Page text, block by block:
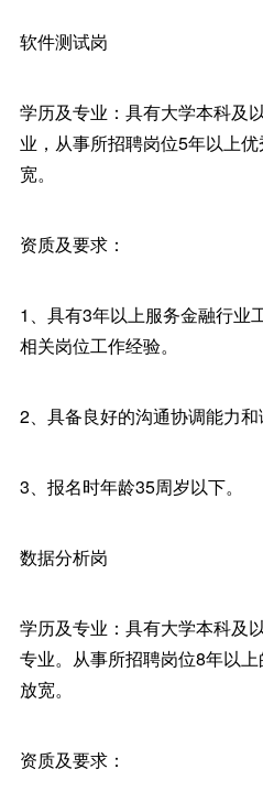
软件测试岗
学历及专业：具有大学本科及
业，从事所招聘岗位5年以上
宽。
资质及要求：
1、具有3年以上服务金融行业
相关岗位工作经验。
2、具备良好的沟通协调能力和
3、报名时年龄35周岁以下。
数据分析岗
学历及专业：具有大学本科及
专业。从事所招聘岗位8年以
放宽。
资质及要求：